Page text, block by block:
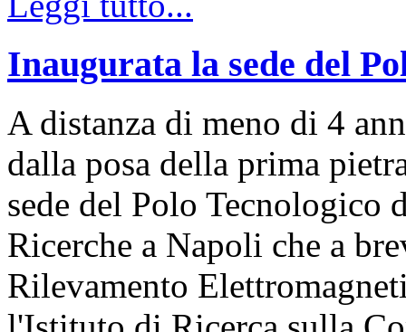
Inaugurata la sede del
A distanza di meno di 4
dalla posa della prima
sede del Polo Tecnologico
Ricerche a Napoli che a
Rilevamento